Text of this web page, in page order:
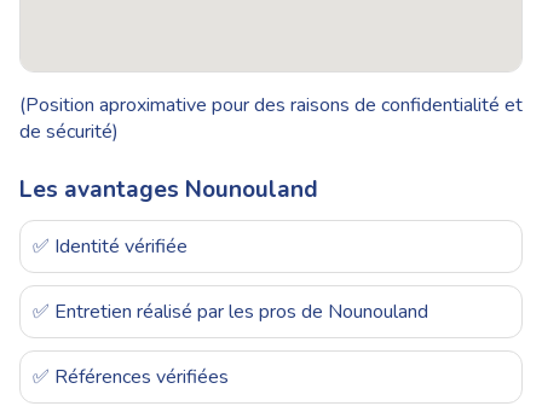
(Position aproximative pour des raisons de confidentialité et
de sécurité)
Les avantages Nounouland
✅ Identité vérifiée
✅ Entretien réalisé par les pros de Nounouland
✅ Références vérifiées